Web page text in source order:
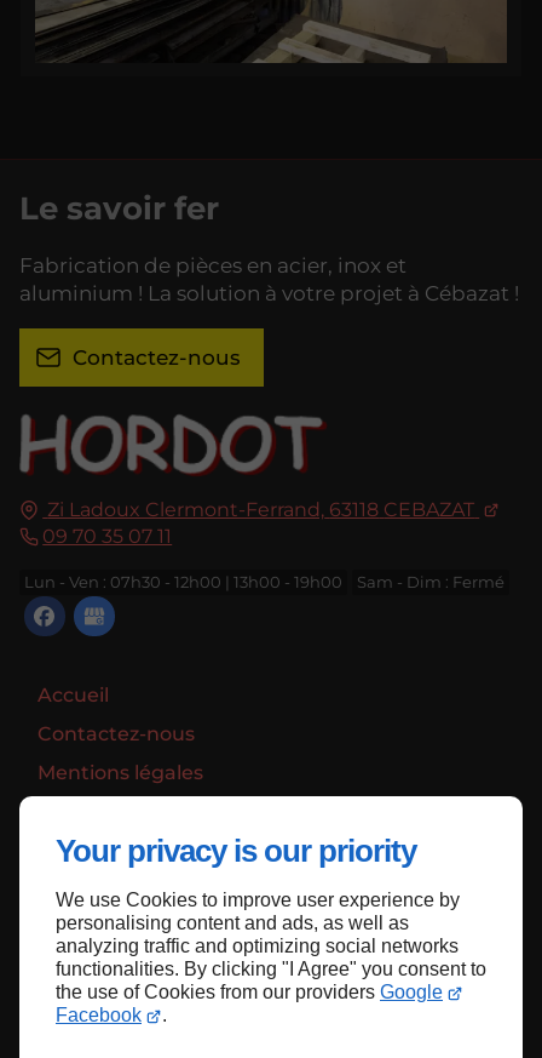
Your privacy is our priority
We use Cookies to improve user experience by
personalising content and ads, as well as
analyzing traffic and optimizing social networks
functionalities. By clicking "I Agree" you consent to
the use of Cookies from our providers Google
Facebook
.
Zi Ladoux Clermont-Ferrand, 63118 CEBAZAT
09 70 35 07 11
Lun - Ven : 07h30 - 12h00 | 13h00 - 19h00 Sam - Dim : Fermé
Accueil
Contactez-nous
Mentions légales
Le savoir fer
Fabrication de pièces en acier, inox et
aluminium ! La solution à votre projet à Cébazat !
Contactez-nous
Haut de page